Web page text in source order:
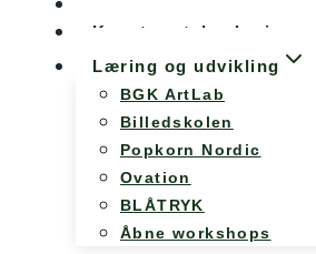
Kunst og teknologi
Læring og udvikling
BGK ArtLab
Billedskolen
Popkorn Nordic
Ovation
BLÅTRYK
Åbne workshops